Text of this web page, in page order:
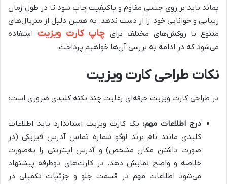
بماند باید بر روی جنسی مقاوم و باکیفیت چاپ شود تا در طول زمان
زیبایی و خوانایی خود را از دست ندهد. به همین دلیل از متریال‌های
متنوع با روکش‌های مختلف برای چاپ کارت ویزیت استفاده
می‌شود که در ادامه به بررسی آن‌ها خواهیم پرداخت.
نکات طراحی کارت ویزیت
در طراحی کارت ویزیت حرفه‌ای رعایت چند نکته کلیدی ضروری است:
درج اطلاعات مهم: یک کارت ویزیت استاندارد باید اطلاعات
کلیدی مانند نام برند لوگو شماره تماس آدرس فیزیکی (در
صورت داشتن مکان مشخص) و آدرس اینترنتی را به‌صورت
خلاصه و واضح نمایش دهد. در کارت‌های دوطرفه پیشنهاد
می‌شود اطلاعات مهم در قسمت جلو و جزئیات تکمیلی در